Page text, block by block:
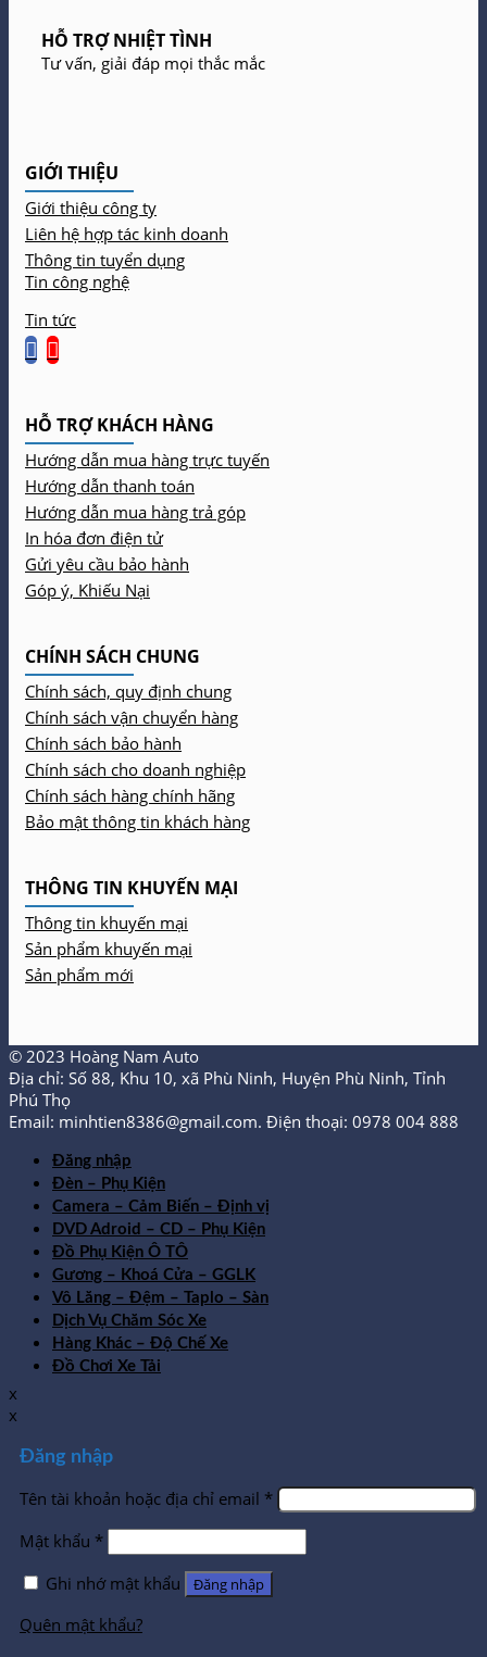
HỖ TRỢ NHIỆT TÌNH
Tư vấn, giải đáp mọi thắc mắc
GIỚI THIỆU
Giới thiệu công ty
Liên hệ hợp tác kinh doanh
Thông tin tuyển dụng
Tin công nghệ
Tin tức
HỖ TRỢ KHÁCH HÀNG
Hướng dẫn mua hàng trực tuyến
Hướng dẫn thanh toán
Hướng dẫn mua hàng trả góp
In hóa đơn điện tử
Gửi yêu cầu bảo hành
Góp ý, Khiếu Nại
CHÍNH SÁCH CHUNG
Chính sách, quy định chung
Chính sách vận chuyển hàng
Chính sách bảo hành
Chính sách cho doanh nghiệp
Chính sách hàng chính hãng
Bảo mật thông tin khách hàng
THÔNG TIN KHUYẾN MẠI
Thông tin khuyến mại
Sản phẩm khuyến mại
Sản phẩm mới
© 2023 Hoàng Nam Auto
Địa chỉ: Số 88, Khu 10, xã Phù Ninh, Huyện Phù Ninh, Tỉnh
Phú Thọ
Email: minhtien8386@gmail.com. Điện thoại: 0978 004 888
Đăng nhập
Đèn – Phụ Kiện
Camera – Cảm Biến – Định vị
DVD Adroid – CD – Phụ Kiện
Đồ Phụ Kiện Ô TÔ
Gương – Khoá Cửa – GGLK
Vô Lăng – Đệm – Taplo – Sàn
Dịch Vụ Chăm Sóc Xe
Hàng Khác – Độ Chế Xe
Đồ Chơi Xe Tải
x
x
Đăng nhập
Tên tài khoản hoặc địa chỉ email *
Mật khẩu *
Ghi nhớ mật khẩu
Đăng nhập
Quên mật khẩu?